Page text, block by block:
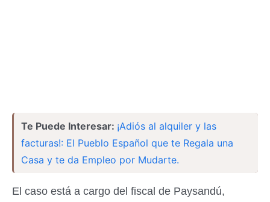
Te Puede Interesar: ¡Adiós al alquiler y las
facturas!: El Pueblo Español que te Regala una
Casa y te da Empleo por Mudarte.
El caso está a cargo del fiscal de Paysandú,